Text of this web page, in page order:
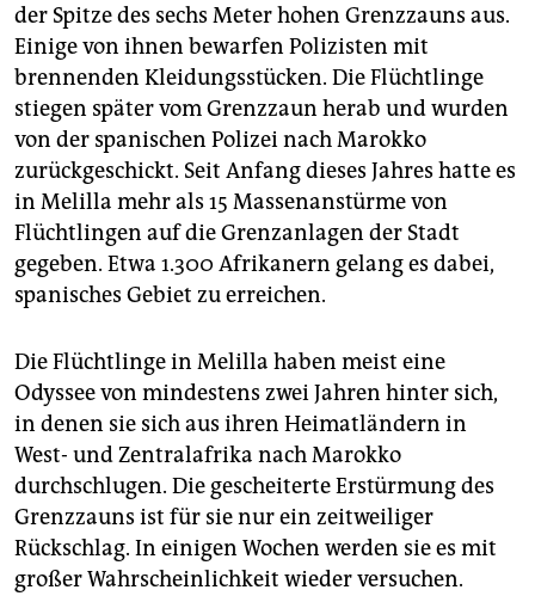
der Spitze des sechs Meter hohen Grenzzauns aus.
Einige von ihnen bewarfen Polizisten mit
brennenden Kleidungsstücken. Die Flüchtlinge
stiegen später vom Grenzzaun herab und wurden
von der spanischen Polizei nach Marokko
zurückgeschickt. Seit Anfang dieses Jahres hatte es
in Melilla mehr als 15 Massenanstürme von
Flüchtlingen auf die Grenzanlagen der Stadt
gegeben. Etwa 1.300 Afrikanern gelang es dabei,
spanisches Gebiet zu erreichen.
Die Flüchtlinge in Melilla haben meist eine
Odyssee von mindestens zwei Jahren hinter sich,
in denen sie sich aus ihren Heimatländern in
West- und Zentralafrika nach Marokko
durchschlugen. Die gescheiterte Erstürmung des
Grenzzauns ist für sie nur ein zeitweiliger
Rückschlag. In einigen Wochen werden sie es mit
großer Wahrscheinlichkeit wieder versuchen.